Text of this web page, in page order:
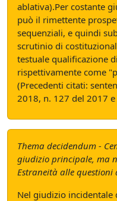
ablativa).Per costante
può il rimettente
sequenziali, e quindi
scrutinio di
testuale qualificazione
rispettivamente come
(Precedenti citati:
2018, n. 127 del 2017
Thema decidendum -
giudizio principale, ma
Estraneità alle questioni
Nel giudizio